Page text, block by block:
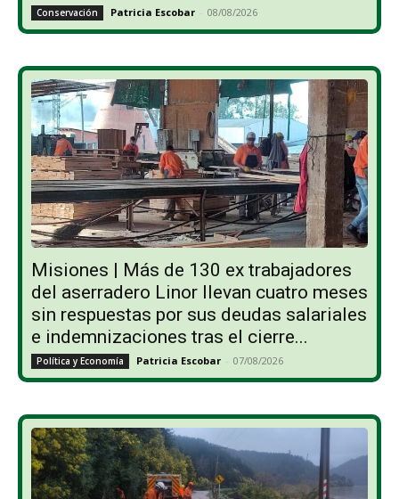
Conservación Patricia Escobar - 08/08/2026
Misiones | Más de 130 ex trabajadores
del aserradero Linor llevan cuatro meses
sin respuestas por sus deudas salariales
e indemnizaciones tras el cierre...
Política y Economía Patricia Escobar - 07/08/2026